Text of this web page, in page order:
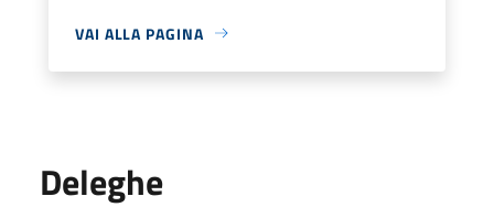
VAI ALLA PAGINA
Deleghe